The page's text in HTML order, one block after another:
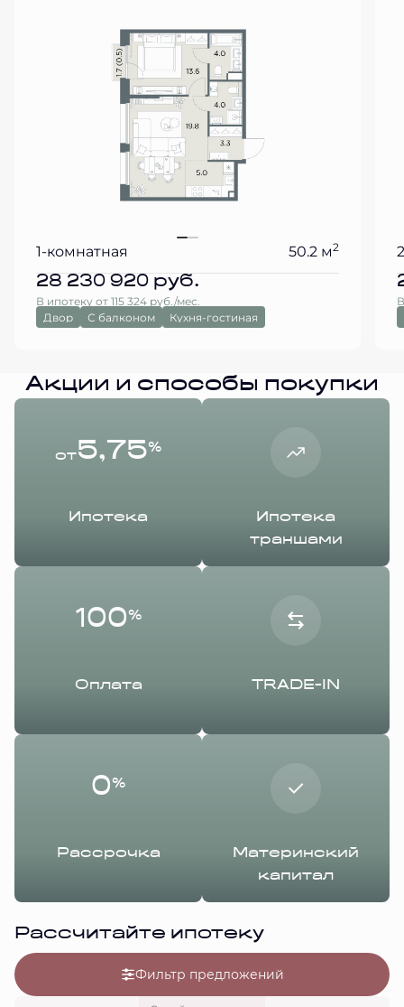
1-комнатная 50.2 м2
28 230 920 руб.
В ипотеку от 115 324 руб./мес.
Двор
С балконом Кухня-гостиная
Акции и способы покупки
от5,75%
Ипотека
Ипотека
траншами
100%
Оплата TRADE-IN
0%
Рассрочка
Материнский
капитал
Рассчитайте ипотеку
Фильтр предложений